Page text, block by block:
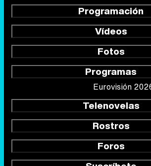
Programación
Vídeos
Fotos
Programas
Eurovisión
Telenovelas
Rostros
Foros